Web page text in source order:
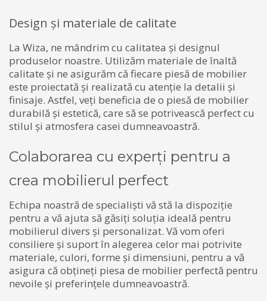
Design și materiale de calitate
La Wiza, ne mândrim cu calitatea și designul
produselor noastre. Utilizăm materiale de înaltă
calitate și ne asigurăm că fiecare piesă de mobilier
este proiectată și realizată cu atenție la detalii și
finisaje. Astfel, veți beneficia de o piesă de mobilier
durabilă și estetică, care să se potrivească perfect cu
stilul și atmosfera casei dumneavoastră.
Colaborarea cu experți pentru a
crea mobilierul perfect
Echipa noastră de specialiști vă stă la dispoziție
pentru a vă ajuta să găsiți soluția ideală pentru
mobilierul divers și personalizat. Vă vom oferi
consiliere și suport în alegerea celor mai potrivite
materiale, culori, forme și dimensiuni, pentru a vă
asigura că obțineți piesa de mobilier perfectă pentru
nevoile și preferințele dumneavoastră.